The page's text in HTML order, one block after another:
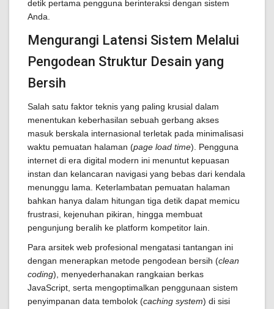
detik pertama pengguna berinteraksi dengan sistem
Anda.
Mengurangi Latensi Sistem Melalui
Pengodean Struktur Desain yang
Bersih
Salah satu faktor teknis yang paling krusial dalam
menentukan keberhasilan sebuah gerbang akses
masuk berskala internasional terletak pada minimalisasi
waktu pemuatan halaman (page load time). Pengguna
internet di era digital modern ini menuntut kepuasan
instan dan kelancaran navigasi yang bebas dari kendala
menunggu lama. Keterlambatan pemuatan halaman
bahkan hanya dalam hitungan tiga detik dapat memicu
frustrasi, kejenuhan pikiran, hingga membuat
pengunjung beralih ke platform kompetitor lain.
Para arsitek web profesional mengatasi tantangan ini
dengan menerapkan metode pengodean bersih (clean
coding), menyederhanakan rangkaian berkas
JavaScript, serta mengoptimalkan penggunaan sistem
penyimpanan data tembolok (caching system) di sisi